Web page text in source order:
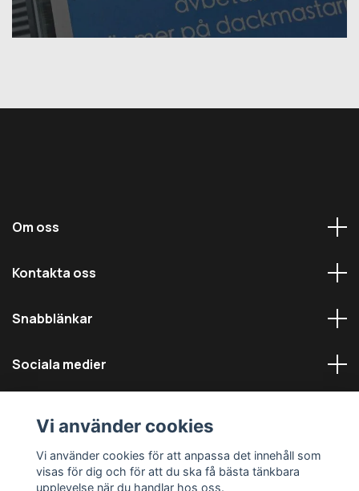
Om oss
Kontakta oss
Snabblänkar
Sociala medier
© 2026 Däckmästarna - Alla rättigheter reserverade
Vi använder cookies
Vi använder cookies för att anpassa det innehåll som
visas för dig och för att du ska få bästa tänkbara
upplevelse när du handlar hos oss.